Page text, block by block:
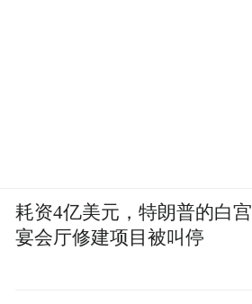
耗资4亿美元，特朗普的白宫
宴会厅修建项目被叫停